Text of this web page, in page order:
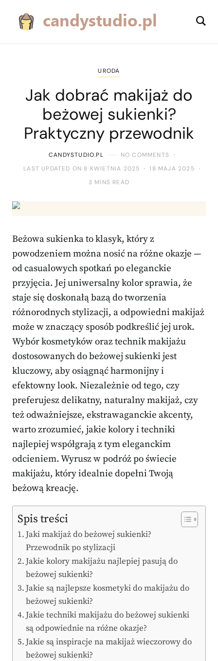
URODA
Jak dobrać makijaż do
beżowej sukienki?
Praktyczny przewodnik
CANDYSTUDIO.PL
NO COMMENTS
LAST UPDATED ON 8 KWIETNIA 2025
18 MAJA 2025
3 MINS READ
Beżowa sukienka to klasyk, który z
powodzeniem można nosić na różne okazje —
od casualowych spotkań po eleganckie
przyjęcia. Jej uniwersalny kolor sprawia, że
staje się doskonałą bazą do tworzenia
różnorodnych stylizacji, a odpowiedni makijaż
może w znaczący sposób podkreślić jej urok.
Wybór kosmetyków oraz technik makijażu
dostosowanych do beżowej sukienki jest
kluczowy, aby osiągnąć harmonijny i
efektowny look. Niezależnie od tego, czy
preferujesz delikatny, naturalny makijaż, czy
też odważniejsze, ekstrawaganckie akcenty,
warto zrozumieć, jakie kolory i techniki
najlepiej współgrają z tym eleganckim
odcieniem. Wyrusz w podróż po świecie
makijażu, który idealnie dopełni Twoją
beżową kreację.
Spis treści
Jaki makijaż do beżowej sukienki?
Przewodnik po stylizacji
Jakie kolory makijażu najlepiej pasują do
beżowej sukienki?
Jakie są najlepsze kosmetyki do makijażu do
beżowej sukienki?
Jakie techniki makijażu do beżowej sukienki
są odpowiednie na różne okazje?
Jakie są inspiracje na makijaż wieczorowy do
beżowej sukienki?